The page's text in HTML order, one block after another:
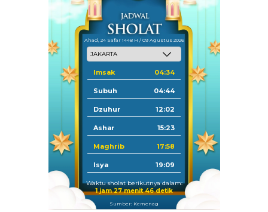
Ahad, 24 Safar 1448 H / 09 Agustus 2026
Imsak 04:34
Subuh 04:44
Dzuhur 12:02
Ashar 15:23
Maghrib 17:58
Isya 19:09
Waktu sholat berikutnya dalam:
1 jam 27 menit 46 detik
Sumber: Kemenag